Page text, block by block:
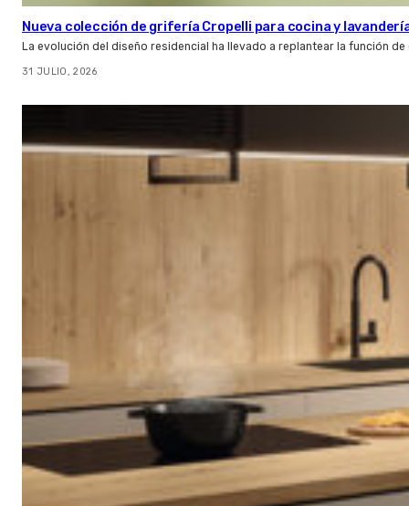
Nueva colección de grifería Cropelli para cocina y
La evolución del diseño residencial ha llevado a replantear la función
31 JULIO, 2026